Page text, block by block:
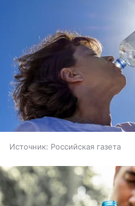
Источник: Российская газета